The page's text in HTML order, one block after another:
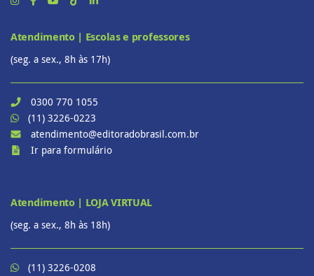
Atendimento | Escolas e professores
(seg. a sex., 8h às 17h)
0300 770 1055
(11) 3226-0223
atendimento@editoradobrasil.com.br
Ir para formulário
Atendimento | LOJA VIRTUAL
(seg. a sex., 8h às 18h)
(11) 3226-0208